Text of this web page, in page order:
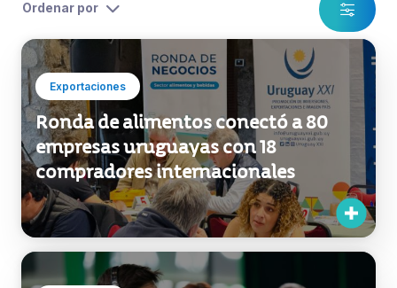
Exportaciones
Ronda de alimentos conectó a 80
empresas uruguayas con 18
compradores internacionales
Inversiones
Uruguay proyectó sus ventajas para